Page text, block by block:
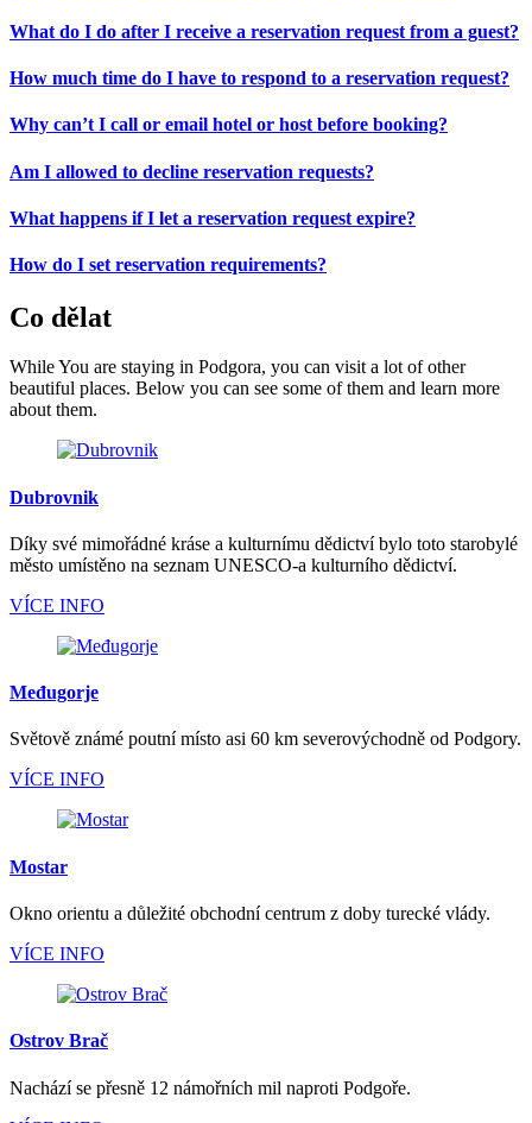
What do I do after I receive a reservation request from a guest?
How much time do I have to respond to a reservation request?
Why can’t I call or email hotel or host before booking?
Am I allowed to decline reservation requests?
What happens if I let a reservation request expire?
How do I set reservation requirements?
Co dělat
While You are staying in Podgora, you can visit a lot of other
beautiful places. Below you can see some of them and learn more
about them.
Dubrovnik
Díky své mimořádné kráse a kulturnímu dědictví bylo toto starobylé
město umístěno na seznam UNESCO-a kulturního dědictví.
VÍCE INFO
Međugorje
Světově známé poutní místo asi 60 km severovýchodně od Podgory.
VÍCE INFO
Mostar
Okno orientu a důležité obchodní centrum z doby turecké vlády.
VÍCE INFO
Ostrov Brač
Nachází se přesně 12 námořních mil naproti Podgoře.